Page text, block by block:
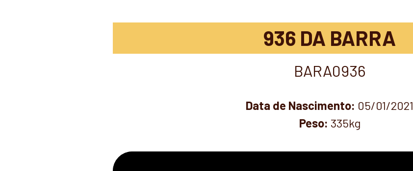
936 DA BARRA
BARA0936
Data de Nascimento: 05/01/2021
Peso: 335kg